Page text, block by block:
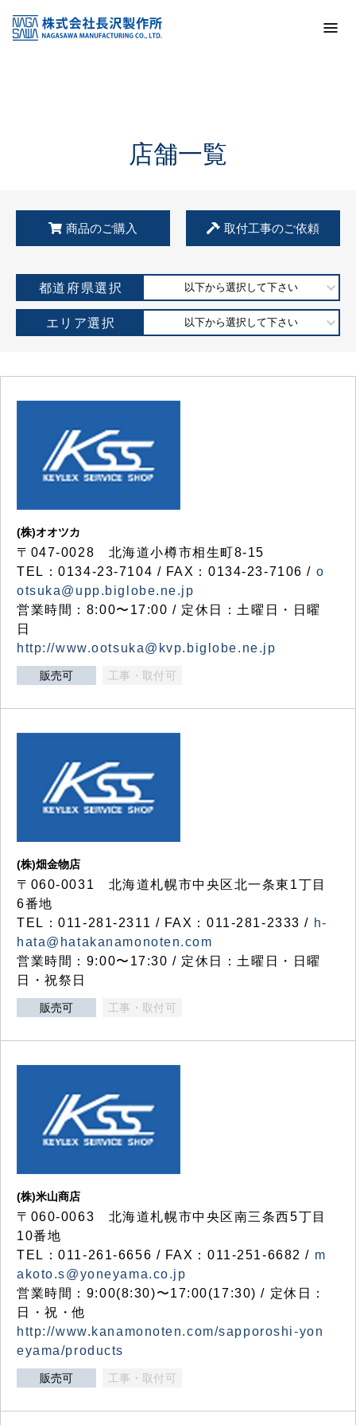
KSS加盟店・取扱店情報
店舗一覧
店舗一覧
商品のご購入 取付工事のご依頼
都道府県選択 以下から選択して下さい
エリア選択 以下から選択して下さい
(株)オオツカ
〒047-0028 北海道小樽市相生町8-15
TEL：0134-23-7104 / FAX：0134-23-7106 / o
otsuka@upp.biglobe.ne.jp
営業時間：8:00〜17:00 / 定休日：土曜日・日曜
日
http://www.ootsuka@kvp.biglobe.ne.jp
販売可 工事・取付可
(株)畑金物店
〒060-0031 北海道札幌市中央区北一条東1丁目
6番地
TEL：011-281-2311 / FAX：011-281-2333 / h-
hata@hatakanamonoten.com
営業時間：9:00〜17:30 / 定休日：土曜日・日曜
日・祝祭日
販売可 工事・取付可
(株)米山商店
〒060-0063 北海道札幌市中央区南三条西5丁目
10番地
TEL：011-261-6656 / FAX：011-251-6682 / m
akoto.s@yoneyama.co.jp
営業時間：9:00(8:30)〜17:00(17:30) / 定休日：
日・祝・他
http://www.kanamonoten.com/sapporoshi-yon
eyama/products
販売可 工事・取付可